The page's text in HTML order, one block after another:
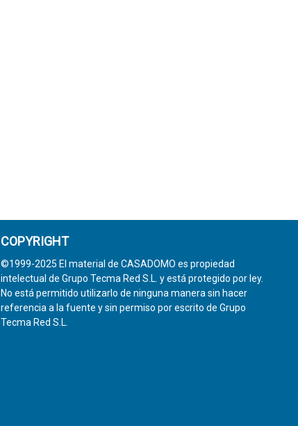
COPYRIGHT
©1999-2025 El material de CASADOMO es propiedad
intelectual de Grupo Tecma Red S.L. y está protegido por ley.
No está permitido utilizarlo de ninguna manera sin hacer
referencia a la fuente y sin permiso por escrito de Grupo
Tecma Red S.L.